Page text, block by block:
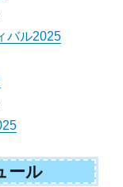
バル2025
ール